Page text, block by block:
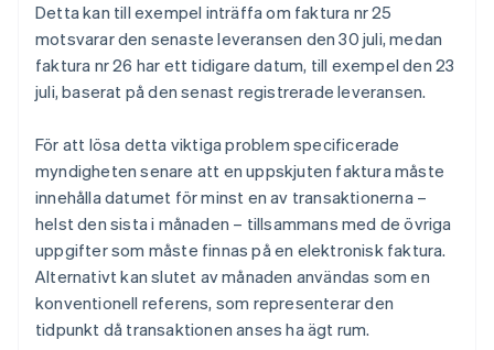
Detta kan till exempel inträffa om faktura nr 25
motsvarar den senaste leveransen den 30 juli, medan
faktura nr 26 har ett tidigare datum, till exempel den 23
juli, baserat på den senast registrerade leveransen.
För att lösa detta viktiga problem specificerade
myndigheten senare att en uppskjuten faktura måste
innehålla datumet för minst en av transaktionerna –
helst den sista i månaden – tillsammans med de övriga
uppgifter som måste finnas på en elektronisk faktura.
Alternativt kan slutet av månaden användas som en
konventionell referens, som representerar den
tidpunkt då transaktionen anses ha ägt rum.
Australien
English
Belgien
NederlandsFrançaisDeutschEnglish
Brasilien
PortuguêsEnglish
Bulgarien